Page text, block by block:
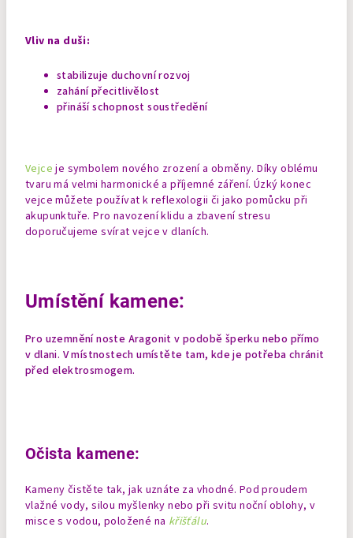
Vliv na duši:
stabilizuje duchovní rozvoj
zahání přecitlivělost
přináší schopnost soustředění
Vejceje symbolem nového zrození a obměny. Díky oblému
tvaru má velmi harmonické a příjemné záření. Úzký konec
vejce můžete používat k reflexologii či jako pomůcku při
akupunktuře. Pro navození klidu a zbavení stresu
doporučujeme svírat vejce v dlaních.
Umístění kamene:
Pro uzemnění noste Aragonit v podobě šperku nebo přímo
v dlani. V místnostech umístěte tam, kde je potřeba chránit
před elektrosmogem.
Očista kamene:
Kameny čistěte tak, jak uznáte za vhodné. Pod proudem
vlažné vody, silou myšlenky nebo při svitu noční oblohy, v
misce s vodou, položené na křišťálu.